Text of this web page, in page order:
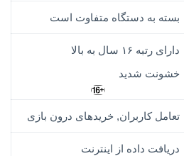
بسته به دستگاه‌ متفاوت است
دارای رتبه ۱۶ سال به بالا
خشونت شدید
تعامل کاربران, خریدهای درون بازی
دریافت داده از اینترنت